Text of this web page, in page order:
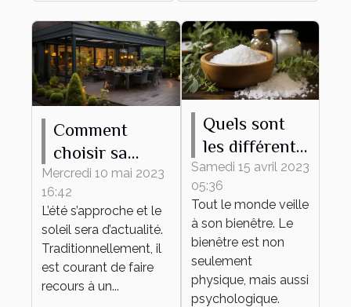
Comment
choisir sa
pergola
bioclimatique ?
Mercredi 10 mai 2023
16:42
L’été s’approche et le
soleil sera d’actualité.
Traditionnellement, il
est courant de faire
recours à un...
Quels sont
les différents
bienfaits des
sels de bain ?
Samedi 15 avril 2023
05:36
Tout le monde veille
à son bienêtre. Le
bienêtre est non
seulement
physique, mais aussi
psychologique.